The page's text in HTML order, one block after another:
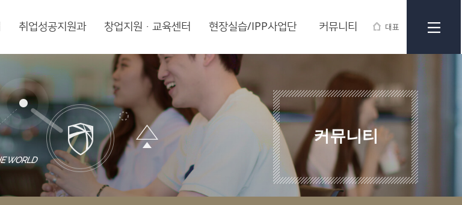
대표
취업성공지원과 창업지원·교육센터 현장실습/IPP사업단 커뮤니티
커뮤니티